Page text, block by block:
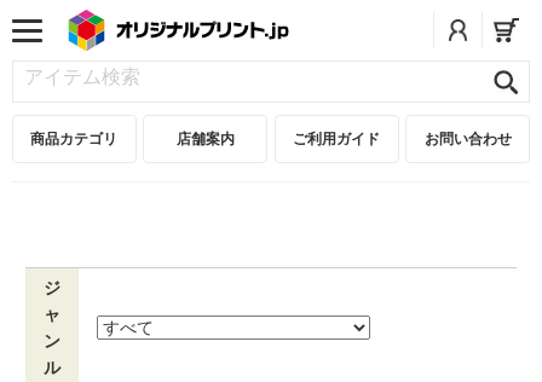
商品カテゴリ 店舗案内 ご利用ガイド お問い合わせ
ジ
ャ
ン
ル